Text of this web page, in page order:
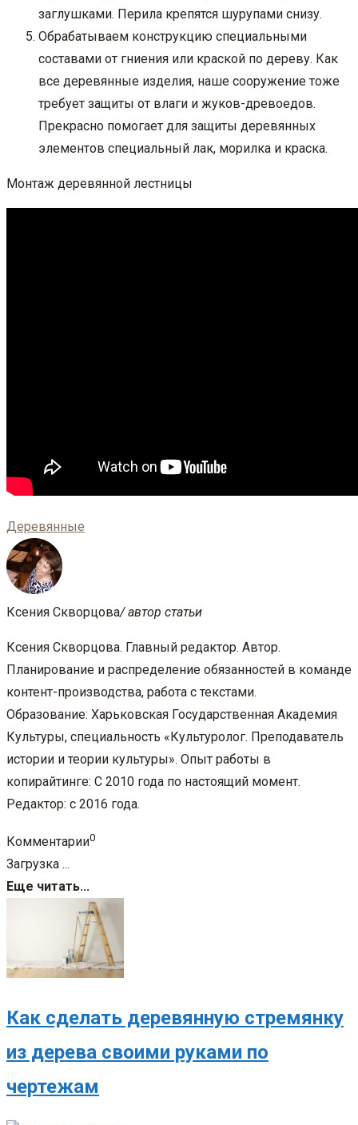
заглушками. Перила крепятся шурупами снизу.
Обрабатываем конструкцию специальными
составами от гниения или краской по дереву. Как
все деревянные изделия, наше сооружение тоже
требует защиты от влаги и жуков-древоедов.
Прекрасно помогает для защиты деревянных
элементов специальный лак, морилка и краска.
Монтаж деревянной лестницы
Деревянные
Ксения Скворцова/ автор статьи
Ксения Скворцова. Главный редактор. Автор.
Планирование и распределение обязанностей в команде
контент-производства, работа с текстами.
Образование: Харьковская Государственная Академия
Культуры, специальность «Культуролог. Преподаватель
истории и теории культуры». Опыт работы в
копирайтинге: С 2010 года по настоящий момент.
Редактор: с 2016 года.
Комментарии0
Загрузка ...
Еще читать...
Как сделать деревянную стремянку
из дерева своими руками по
чертежам